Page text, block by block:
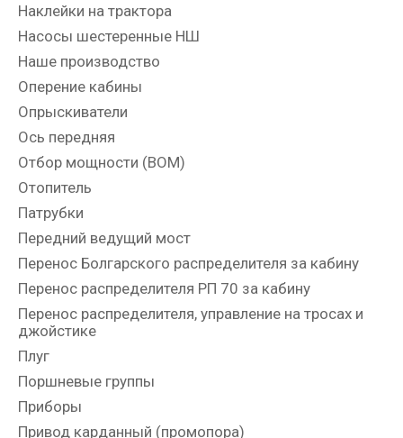
Наклейки на трактора
Насосы шестеренные НШ
Наше производство
Оперение кабины
Опрыскиватели
Ось передняя
Отбор мощности (ВОМ)
Отопитель
Патрубки
Передний ведущий мост
Перенос Болгарского распределителя за кабину
Перенос распределителя РП 70 за кабину
Перенос распределителя, управление на тросах и
джойстике
Плуг
Поршневые группы
Приборы
Привод карданный (промопора)